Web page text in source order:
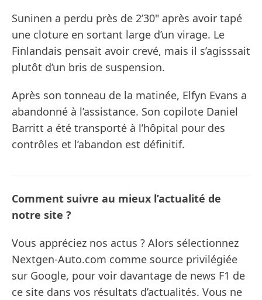
Suninen a perdu près de 2’30" après avoir tapé
une cloture en sortant large d’un virage. Le
Finlandais pensait avoir crevé, mais il s’agisssait
plutôt d’un bris de suspension.
Après son tonneau de la matinée, Elfyn Evans a
abandonné à l’assistance. Son copilote Daniel
Barritt a été transporté à l’hôpital pour des
contrôles et l’abandon est définitif.
Comment suivre au mieux l’actualité de
notre site ?
Vous appréciez nos actus ? Alors sélectionnez
Nextgen-Auto.com comme source privilégiée
sur Google, pour voir davantage de news F1 de
ce site dans vos résultats d’actualités. Vous ne